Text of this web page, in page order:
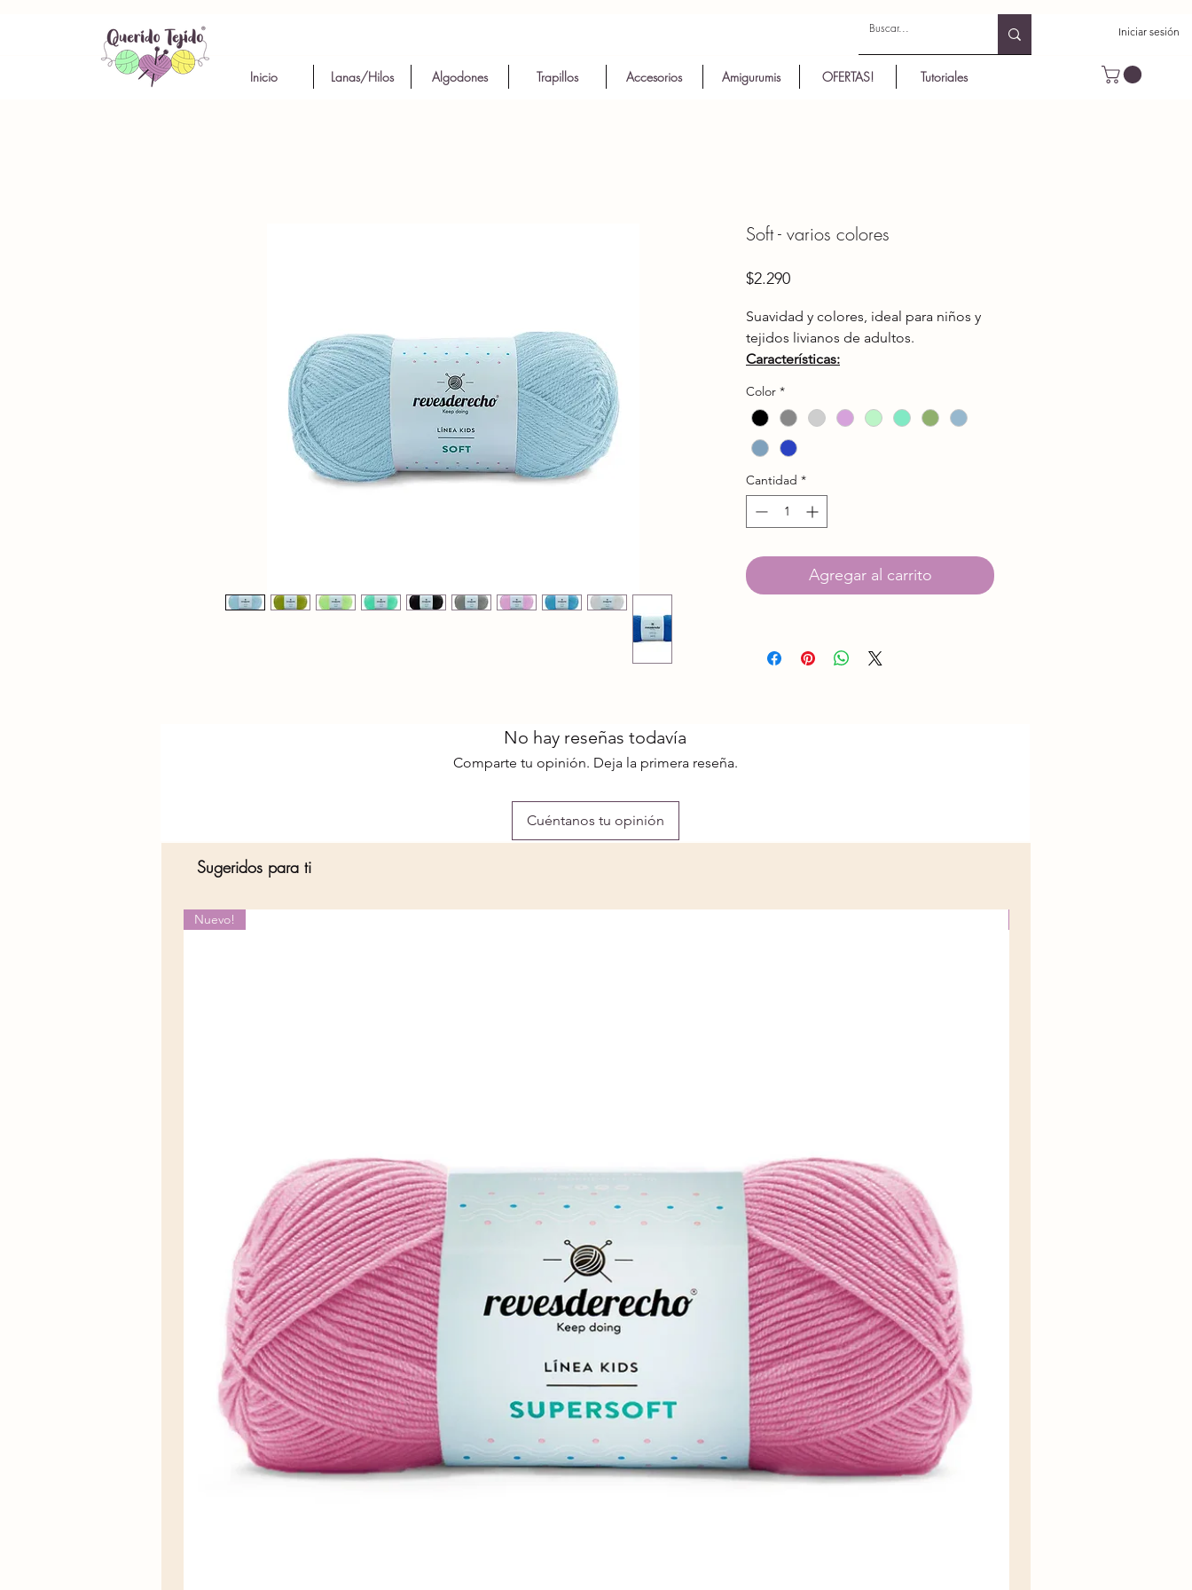
Iniciar sesión
Inicio Lanas/Hilos Algodones Trapillos Accesorios Amigurumis OFERTAS! Tutoriales
Soft - varios colores
$2.290Precio
Suavidad y colores, ideal para niños y
tejidos livianos de adultos.
Características:
Hebras: 2
Liso
Metros: 400 mts. aprox.
Grosor: 1 Súper Fino
Palillo: Nº 2,5 - 3
Color *
Cantidad *
Agregar al carrito
No hay reseñas todavía
Comparte tu opinión. Deja la primera reseña.
Cuéntanos tu opinión
Sugeridos para ti
Nuevo!